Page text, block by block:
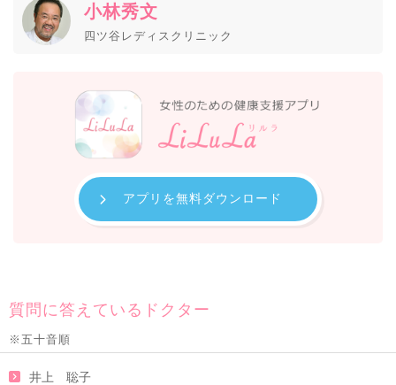
小林秀文
四ツ谷レディスクリニック
アプリを無料ダウンロード
質問に答えているドクター
※五十音順
井上 聡子